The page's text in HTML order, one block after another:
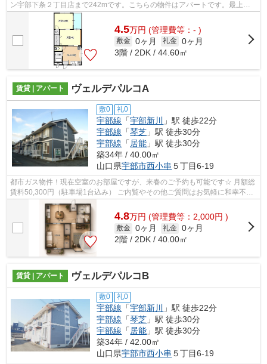
ン宇部下条２丁目店まで242mです。こちらの物件はアパートです。最上階
の物件です。どういった設備が必要で、ど...
4.5万円 (管理費等：- )
敷金 0ヶ月 礼金 0ヶ月
3階 / 2DK / 44.60㎡
賃貸 | アパート ヴェルデパルコA
敷0 礼0
宇部線 「宇部新川
」駅 徒歩22分
宇部線 「琴芝 」駅 徒歩30分
宇部線 「 居能 」駅 徒歩30分
築34年 / 40.00㎡
山口県宇部市西小串 ５丁目6-19
都市ガス物件！現在空室のお部屋ですが、来春のご予約も可能です☆ 月額総
賃料50,300円（駐車場1台込み） ご内覧やその他ご質問はお気軽に和幸不動
産までどうぞ＾＾
4.8万円 (管理費等：2,000円 )
敷金 0ヶ月 礼金 0ヶ月
2階 / 2DK / 40.00㎡
賃貸 | アパート ヴェルデパルコB
敷0 礼0
宇部線 「宇部新川
」駅 徒歩22分
宇部線 「琴芝 」駅 徒歩30分
宇部線 「 居能 」駅 徒歩30分
築34年 / 42.00㎡
山口県宇部市西小串 ５丁目6-19